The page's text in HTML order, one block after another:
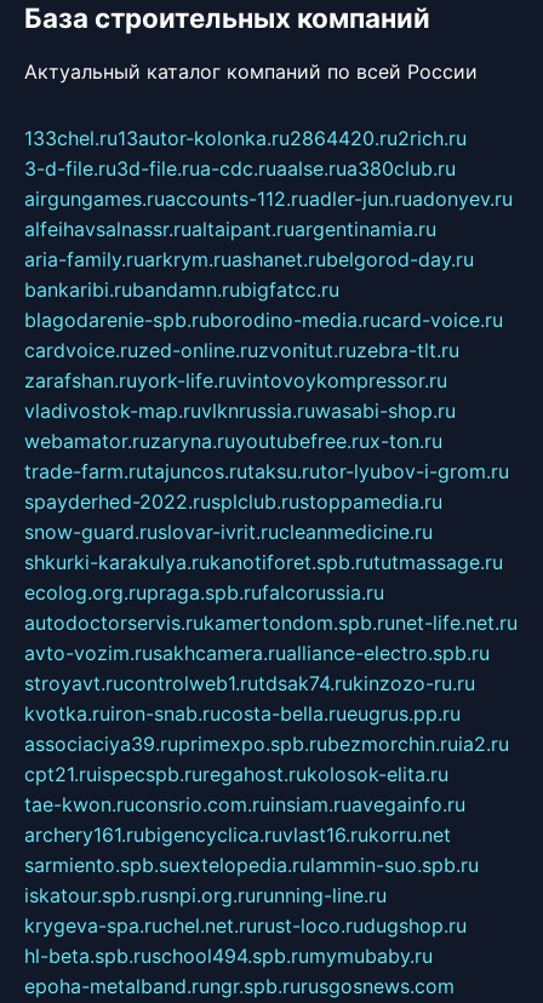
База строительных компаний
Актуальный каталог компаний по всей России
133chel.ru13autor-kolonka.ru2864420.ru2rich.ru
3-d-file.ru3d-file.rua-cdc.ruaalse.rua380club.ru
airgungames.ruaccounts-112.ruadler-jun.ruadonyev.ru
alfeihavsalnassr.rualtaipant.ruargentinamia.ru
aria-family.ruarkrym.ruashanet.rubelgorod-day.ru
bankaribi.rubandamn.rubigfatcc.ru
blagodarenie-spb.ruborodino-media.rucard-voice.ru
cardvoice.ruzed-online.ruzvonitut.ruzebra-tlt.ru
zarafshan.ruyork-life.ruvintovoykompressor.ru
vladivostok-map.ruvlknrussia.ruwasabi-shop.ru
webamator.ruzaryna.ruyoutubefree.rux-ton.ru
trade-farm.rutajuncos.rutaksu.rutor-lyubov-i-grom.ru
spayderhed-2022.rusplclub.rustoppamedia.ru
snow-guard.ruslovar-ivrit.rucleanmedicine.ru
shkurki-karakulya.rukanotiforet.spb.rututmassage.ru
ecolog.org.rupraga.spb.rufalcorussia.ru
autodoctorservis.rukamertondom.spb.runet-life.net.ru
avto-vozim.rusakhcamera.rualliance-electro.spb.ru
stroyavt.rucontrolweb1.rutdsak74.rukinzozo-ru.ru
kvotka.ruiron-snab.rucosta-bella.rueugrus.pp.ru
associaciya39.ruprimexpo.spb.rubezmorchin.ruia2.ru
cpt21.ruispecspb.ruregahost.rukolosok-elita.ru
tae-kwon.ruconsrio.com.ruinsiam.ruavegainfo.ru
archery161.rubigencyclica.ruvlast16.rukorru.net
sarmiento.spb.suextelopedia.rulammin-suo.spb.ru
iskatour.spb.rusnpi.org.rurunning-line.ru
krygeva-spa.ruchel.net.rurust-loco.rudugshop.ru
hl-beta.spb.ruschool494.spb.rumymubaby.ru
epoha-metalband.rungr.spb.rurusgosnews.com